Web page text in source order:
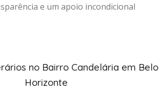
e um apoio incondicional
no Bairro Candelária em Belo
Horizonte